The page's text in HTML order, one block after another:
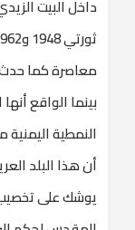
داخل البيت
معاصرة كما حدث
بينما الواقع
النمطية
أن هذا البلد
يوشك على